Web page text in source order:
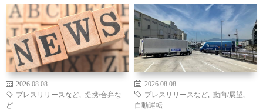
2026.08.08
プレスリリースなど
提携/合弁な
ど
2026.08.08
プレスリリースなど
動向/展望
自動運転